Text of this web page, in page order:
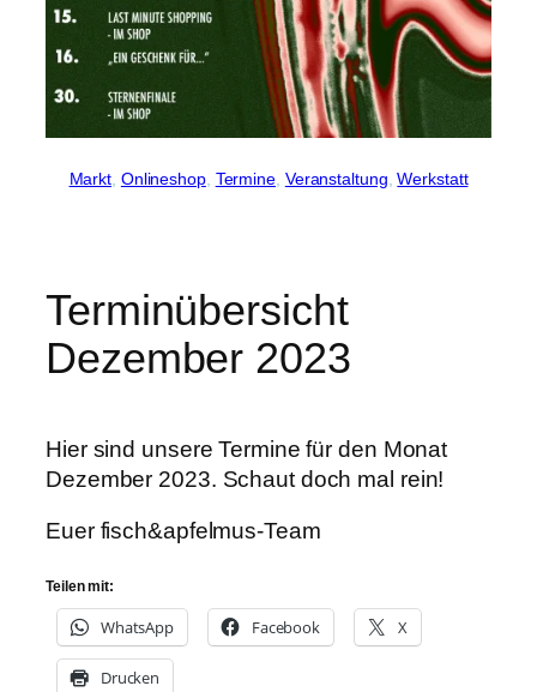
Markt Onlineshop, Termine Veranstaltung , Werkstatt
Terminübersicht
Dezember 2023
Hier sind unsere Termine für den Monat
Dezember 2023. Schaut doch mal rein!
Euer fisch&apfelmus-Team
Teilen mit:
WhatsApp Facebook X
Drucken